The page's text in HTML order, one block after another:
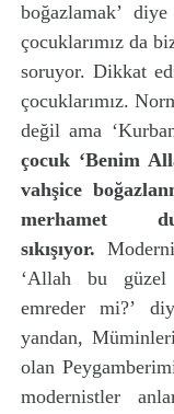
boğazlamak’
çocuklarımız da
soruyor. Dikkat
çocuklarımız.
değil ama
çocuk ‘Benim
vahşice
merhamet
sıkışıyor.
‘Allah bu güzel
emreder mi?’
yandan,
olan
modernistler